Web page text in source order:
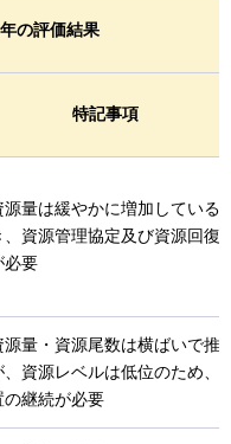
の評価結果
特記事項
源量は緩やかに増加している
、資源管理協定及び資源回復
必要
源量・資源尾数は横ばいで推
、資源レベルは低位のため、
の継続が必要